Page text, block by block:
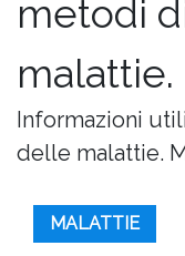
metodi
malattie.
Informazioni
delle malattie.
MALATTIE